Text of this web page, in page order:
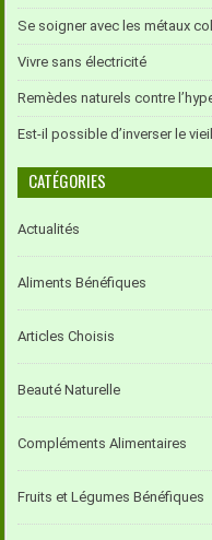
Se soigner avec les métaux
Vivre sans électricité
Remèdes naturels contre
Est-il possible d’inverser le
CATÉGORIES
Actualités
Aliments Bénéfiques
Articles Choisis
Beauté Naturelle
Compléments Alimentaires
Fruits et Légumes Bénéfiques